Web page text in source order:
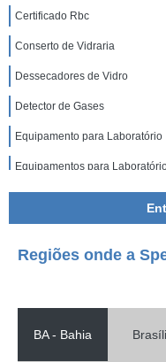
Certificado Rbc
Conserto de Vidraria
Dessecadores de Vidro
Detector de Gases
Equipamento para Laboratório
Equipamentos para
Estufa de Secagem
Fábrica de Balão Vidraria
Regiões onde a
BA - Bahia